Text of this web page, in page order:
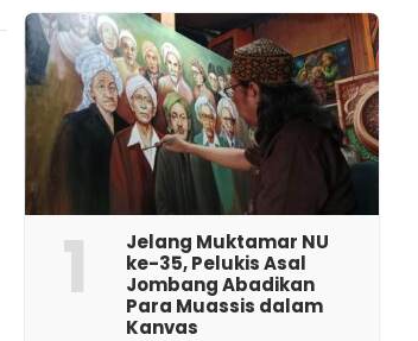
1
Jelang Muktamar NU
ke-35, Pelukis Asal
Jombang Abadikan
Para Muassis dalam
Kanvas